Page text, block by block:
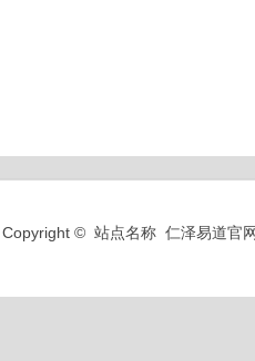
Copyright © 站点名称 仁泽易道官